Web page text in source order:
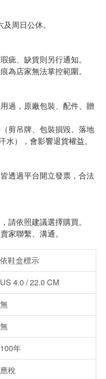
周日公休。
、缺貨則另行通知。
店家無法掌控範圍。
過，原廠包裝、配件、贈
剪吊牌、包裝損毀、落地
），會影響退貨權益。
透過平台開立發票，合法
依照建議選擇購買。
家聯繫、溝通。
依鞋盒標示
US 4.0 / 22.0 CM
無
無
100年
應稅